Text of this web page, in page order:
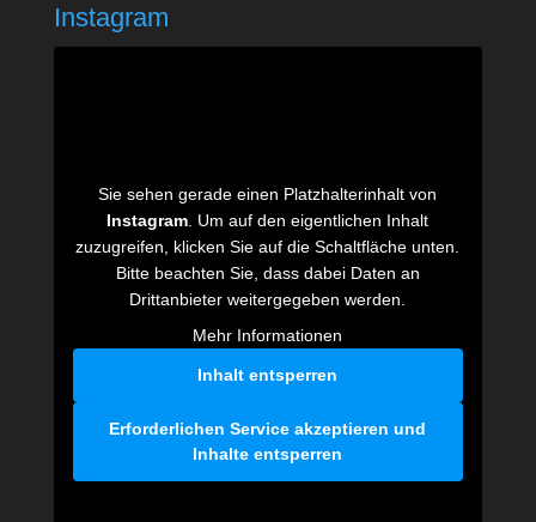
Instagram
Sie sehen gerade einen Platzhalterinhalt von
Instagram . Um auf den eigentlichen Inhalt
zuzugreifen, klicken Sie auf die Schaltfläche unten.
Bitte beachten Sie, dass dabei Daten an
Drittanbieter weitergegeben werden.
Mehr Informationen
Inhalt entsperren
Erforderlichen Service akzeptieren und
Inhalte entsperren